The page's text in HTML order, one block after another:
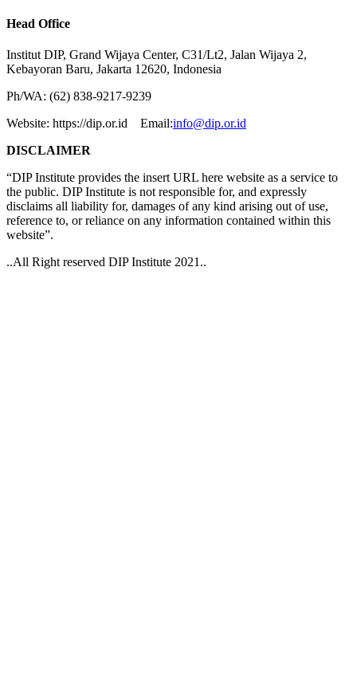
Head Office
Institut DIP, Grand Wijaya Center, C31/Lt2, Jalan Wijaya 2,
Kebayoran Baru, Jakarta 12620, Indonesia
Ph/WA: (62) 838-9217-9239
Website: https://dip.or.id Email:info@dip.or.id
DISCLAIMER
“DIP Institute provides the insert URL here website as a service to
the public. DIP Institute is not responsible for, and expressly
disclaims all liability for, damages of any kind arising out of use,
reference to, or reliance on any information contained within this
website”.
..All Right reserved DIP Institute 2021..